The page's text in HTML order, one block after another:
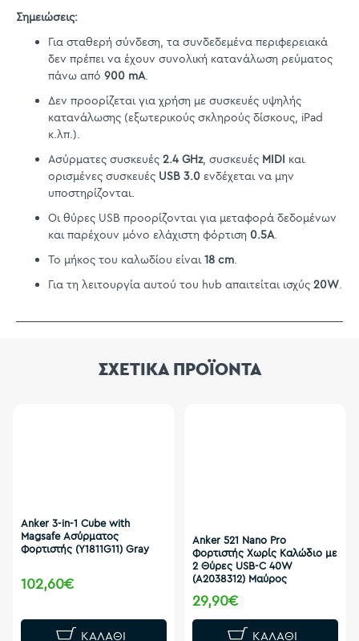
Σημειώσεις:
Για σταθερή σύνδεση, τα συνδεδεμένα περιφερειακά
δεν πρέπει να έχουν συνολική κατανάλωση ρεύματος
πάνω από 900 mA.
Δεν προορίζεται για χρήση με συσκευές υψηλής
κατανάλωσης (εξωτερικούς σκληρούς δίσκους, iPad
κ.λπ.).
Ασύρματες συσκευές 2.4 GHz, συσκευές MIDI και
ορισμένες συσκευές USB 3.0 ενδέχεται να μην
υποστηρίζονται.
Οι θύρες USB προορίζονται για μεταφορά δεδομένων
και παρέχουν μόνο ελάχιστη φόρτιση 0.5A.
Το μήκος του καλωδίου είναι18 cm.
Για τη λειτουργία αυτού του hub απαιτείται ισχύς 20W.
ΣΧΕΤΙΚΑ ΠΡΟΪΟΝΤΑ
Anker 3-in-1 Cube with
Magsafe Ασύρματος
Φορτιστής (Y1811G11) Gray
102,60€
ΚΑΛΆΘΙ
Anker 521 Nano Pro
Φορτιστής Χωρίς Καλώδιο με
2 Θύρες USB-C 40W
(A2038312) Μαύρος
29,90€
ΚΑΛΆΘΙ